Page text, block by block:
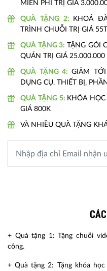
MIỄN PHÍ TRỊ GIÁ
QUÀ TẶNG 2:
KHOÁ
TRÌNH CHUỖI TRỊ GIÁ
QUÀ TẶNG 3: TẶNG GÓI
QUÁN TRỊ GIÁ 25.000.000
QUÀ TẶNG 4:GIẢM
DỤNG CỤ, THIẾT BỊ,
QUÀ TẶNG 5: KHÓA
GIÁ 800K
VÀ NHIỀU QUÀ TẶNG
+ Quà tặng 1: Tặng chuỗi
công.
+ Quà tặng 2: Tặng khóa